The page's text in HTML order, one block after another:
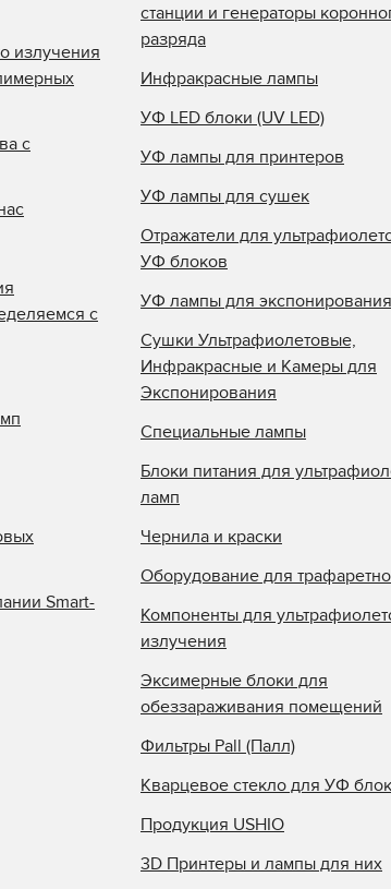
излучения
с
с
Smart-
станции и генераторы
разряда
Инфракрасные лампы
УФ LED блоки (UV LED)
УФ лампы для принтеров
УФ лампы для сушек
Отражатели для
УФ блоков
УФ лампы для экспонирования
Сушки Ультрафиолетовые,
Инфракрасные и Камеры для
Экспонирования
Специальные лампы
Блоки питания для
ламп
Чернила и краски
Оборудование для
Компоненты для
излучения
Эксимерные блоки для
обеззараживания помещений
Фильтры Pall (Палл)
Кварцевое стекло для УФ
Продукция USHIO
3D Принтеры и лампы для них